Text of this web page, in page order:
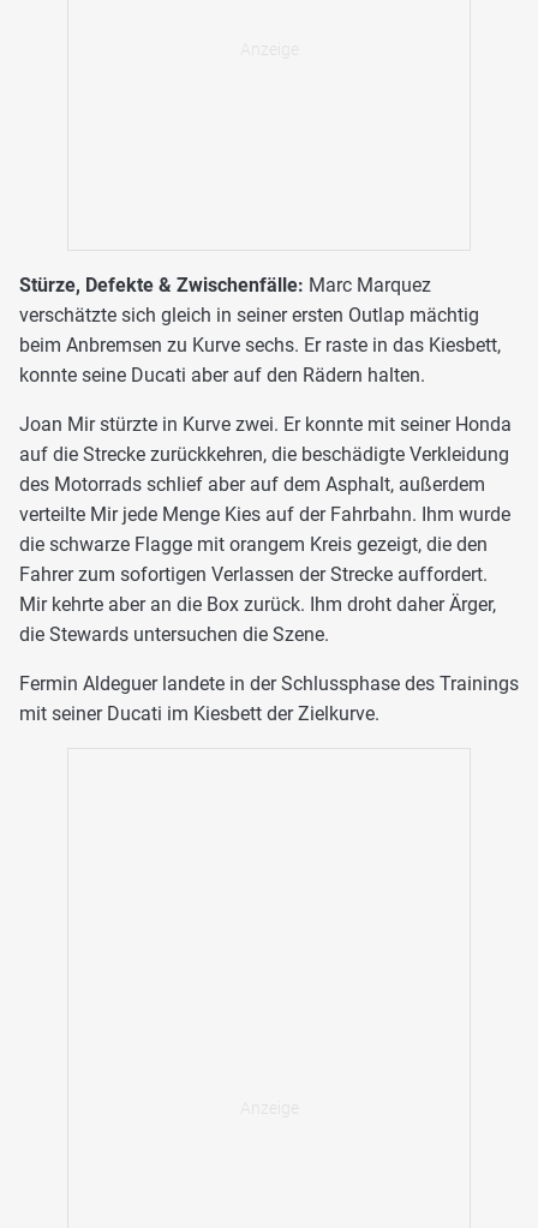
Stürze, Defekte & Zwischenfälle: Marc Marquez
verschätzte sich gleich in seiner ersten Outlap mächtig
beim Anbremsen zu Kurve sechs. Er raste in das Kiesbett,
konnte seine Ducati aber auf den Rädern halten.
Joan Mir stürzte in Kurve zwei. Er konnte mit seiner Honda
auf die Strecke zurückkehren, die beschädigte Verkleidung
des Motorrads schlief aber auf dem Asphalt, außerdem
verteilte Mir jede Menge Kies auf der Fahrbahn. Ihm wurde
die schwarze Flagge mit orangem Kreis gezeigt, die den
Fahrer zum sofortigen Verlassen der Strecke auffordert.
Mir kehrte aber an die Box zurück. Ihm droht daher Ärger,
die Stewards untersuchen die Szene.
Fermin Aldeguer landete in der Schlussphase des Trainings
mit seiner Ducati im Kiesbett der Zielkurve.